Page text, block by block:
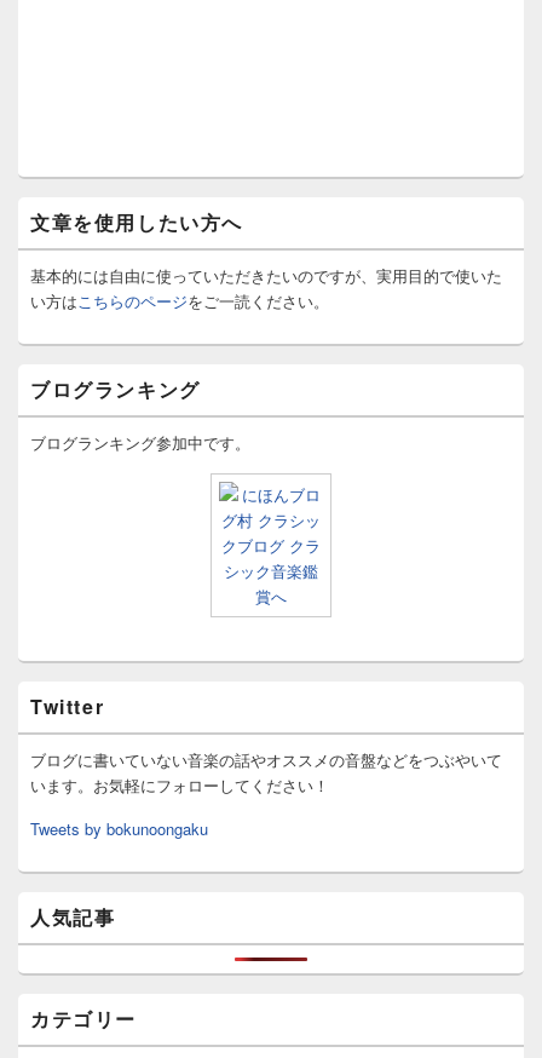
文章を使用したい方へ
基本的には自由に使っていただきたいのですが、実用目的で使いた
い方は こちらのページをご一読ください。
ブログランキング
ブログランキング参加中です。
Twitter
ブログに書いていない音楽の話やオススメの音盤などをつぶやいて
います。お気軽にフォローしてください！
Tweets by bokunoongaku
人気記事
カテゴリー